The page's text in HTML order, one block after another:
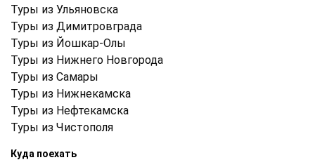
Туры из Ульяновска
Туры из Димитровграда
Туры из Йошкар-Олы
Туры из Нижнего Новгорода
Туры из Самары
Туры из Нижнекамска
Туры из Нефтекамска
Туры из Чистополя
Куда поехать